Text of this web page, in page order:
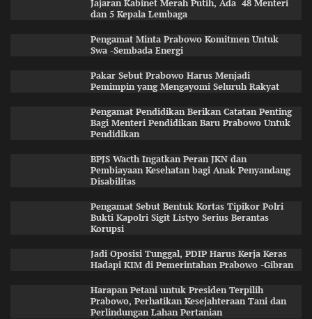
Jajaran Kabinet Merah Putih, Ada 48 Menteri
dan 5 Kepala Lembaga
Pengamat Minta Prabowo Komitmen Untuk
Swa -Sembada Energi
Pakar Sebut Prabowo Harus Menjadi
Pemimpin yang Mengayomi Seluruh Rakyat
Pengamat Pendidikan Berikan Catatan Penting
Bagi Menteri Pendidikan Baru Prabowo Untuk
Pendidikan
BPJS Wacth Ingatkan Peran JKN dan
Pembiayaan Kesehatan bagi Anak Penyandang
Disabilitas
Pengamat Sebut Bentuk Kortas Tipikor Polri
Bukti Kapolri Sigit Listyo Serius Berantas
Korupsi
Jadi Oposisi Tunggal, PDIP Harus Kerja Keras
Hadapi KIM di Pemerintahan Prabowo -Gibran
Harapan Petani untuk Presiden Terpilih
Prabowo, Perhatikan Kesejahteraan Tani dan
Perlindungan Lahan Pertanian